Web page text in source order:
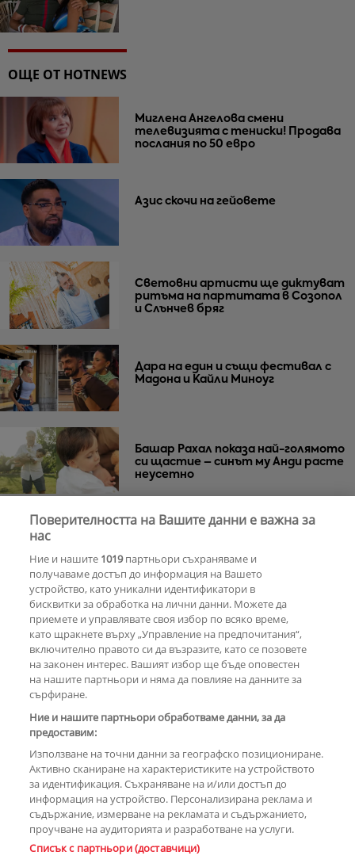
ОЩЕ ОТ HOTNEWS
Миглена Ангелова смени
телевизията с тениски! Продава
послания по 50 евро
Азис скочи на гейовете
Световни артисти ще диктуват
ритъма на партитата в Созопол
и Слънчев бряг
Дара на един и същи фестивал с
Мадона и Кайли Миноуг
Башар Рахал показа най-голямото
си щастие – синът му Анди расте
неусетно
РЕКЛАМА
КОМЕНТАРИ
Copyright © 2007-2026 Hotnews.bg. Всички права запазени.
Поверителността на Вашите данни е важна за
нас
Ние и нашите 1019партньори съхраняваме и
получаваме достъп до информация на Вашето
устройство, като уникални идентификатори в
бисквитки за обработка на лични данни. Можете да
приемете и управлявате своя избор по всяко време,
като щракнете върху „Управление на предпочитания“,
включително правото си да възразите, като се позовете
на законен интерес. Вашият избор ще бъде оповестен
на нашите партньори и няма да повлияе на данните за
сърфиране.
Ние и нашите партньори обработваме данни, за да
предоставим:
Използване на точни данни за географско позициониране.
Активно сканиране на характеристиките на устройството
за идентификация. Съхраняване на и/или достъп до
информация на устройство. Персонализирана реклама и
съдържание, измерване на рекламата и съдържанието,
проучване на аудиторията и разработване на услуги.
Списък с партньори (доставчици)